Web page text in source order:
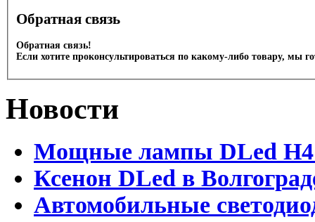
Обратная связь
Обратная связь!
Если хотите проконсультироваться по какому-либо товару, мы
Новости
Мощные лампы DLed H4
Ксенон DLed в
Автомобильные